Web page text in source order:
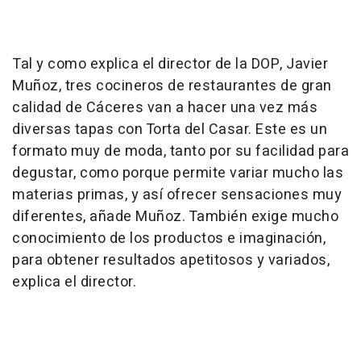
Tal y como explica el director de la DOP, Javier
Muñoz, tres cocineros de restaurantes de gran
calidad de Cáceres van a hacer una vez más
diversas tapas con Torta del Casar. Este es un
formato muy de moda, tanto por su facilidad para
degustar, como porque permite variar mucho las
materias primas, y así ofrecer sensaciones muy
diferentes, añade Muñoz. También exige mucho
conocimiento de los productos e imaginación,
para obtener resultados apetitosos y variados,
explica el director.